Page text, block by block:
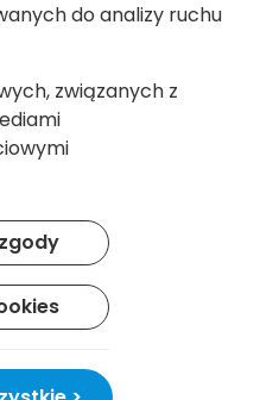
Wszelkie prawa
do analizy ruchu
związanych z